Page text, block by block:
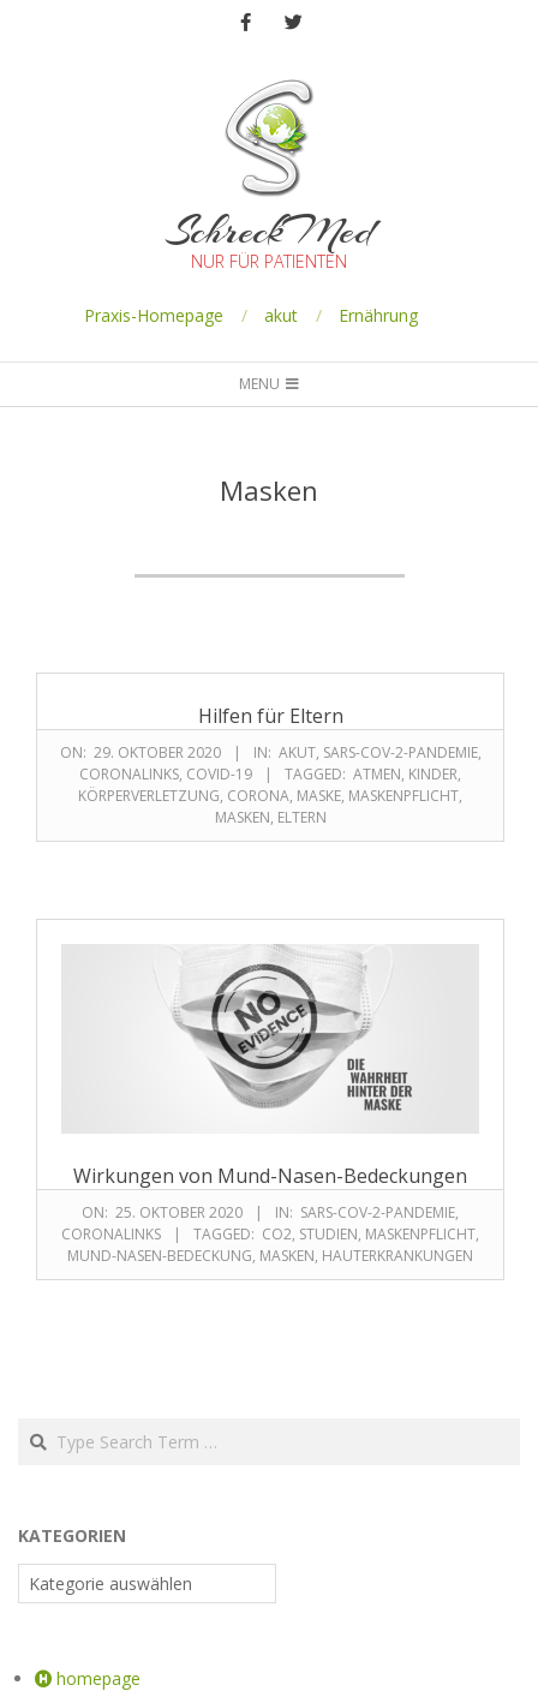
SchreckMed
NUR FÜR PATIENTEN
Praxis-Homepage akut Ernährung
MENU
Masken
Hilfen für Eltern
ON: 29. OKTOBER 2020 IN: AKUT, SARS-COV-2-PANDEMIE,
CORONALINKS, COVID-19 TAGGED: ATMEN, KINDER,
KÖRPERVERLETZUNG, CORONA, MASKE, MASKENPFLICHT,
MASKEN, ELTERN
Wirkungen von Mund-Nasen-Bedeckungen
ON: 25. OKTOBER 2020 IN: SARS-COV-2-PANDEMIE,
CORONALINKS
TAGGED: CO2, STUDIEN, MASKENPFLICHT,
MUND-NASEN-BEDECKUNG, MASKEN, HAUTERKRANKUNGEN
KATEGORIEN
homepage